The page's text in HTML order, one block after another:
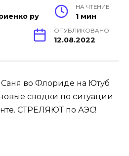
ру
НА ЧТЕНИЕ
1 мин
ОПУБЛИКОВАНО
12.08.2022
Саня во Флориде на Ютуб
сводки по ситуации
СТРЕЛЯЮТ по АЭС!